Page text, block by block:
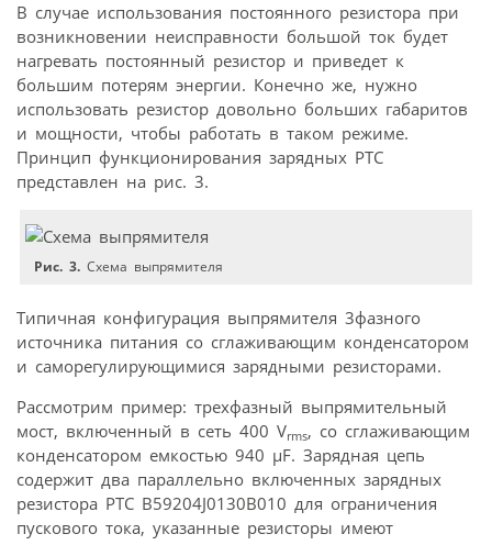
В случае использования постоянного резистора при
возникновении неисправности большой ток будет
нагревать постоянный резистор и приведет к
большим потерям энергии. Конечно же, нужно
использовать резистор довольно больших габаритов
и мощности, чтобы работать в таком режиме.
Принцип функционирования зарядных PTC
представлен на рис. 3.
Рис. 3. Схема выпрямителя
Типичная конфигурация выпрямителя 3фазного
источника питания со сглаживающим конденсатором
и саморегулирующимися зарядными резисторами.
Рассмотрим пример: трехфазный выпрямительный
мост, включенный в сеть 400 Vrms, со сглаживающим
конденсатором емкостью 940 µF. Зарядная цепь
содержит два параллельно включенных зарядных
резистора PTC B59204J0130B010 для ограничения
пускового тока, указанные резисторы имеют